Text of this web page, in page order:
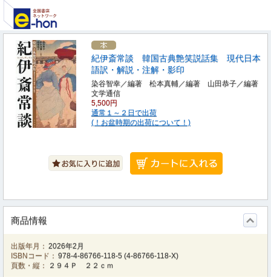
紀伊斎常談 韓国古典艶笑説話集 現代日本
語訳・解説・注解・影印
染谷智幸／編著 松本真輔／編著 山田恭子／編著
文学通信
5,500円
通常１～２日で出荷
(！お盆時期の出荷について！)
商品情報
出版年月： 2026年2月
ISBNコード： 978-4-86766-118-5 (4-86766-118-X)
頁数・縦：
２９４Ｐ ２２ｃｍ